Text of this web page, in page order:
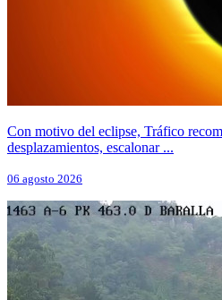
Con motivo del eclipse, Tráfico
desplazamientos, escalonar ...
06 agosto 2026